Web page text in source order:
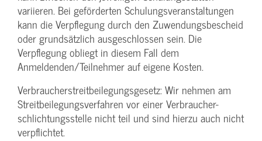
variieren. Bei geförderten Schulungs­veranstaltungen
kann die Verpflegung durch den Zuwendungs­bescheid
oder grundsätzlich ausgeschlossen sein. Die
Verpflegung obliegt in diesem Fall dem
Anmeldenden/­Teilnehmer auf eigene Kosten.
Verbraucher­streitbeilegungs­gesetz: Wir nehmen am
Streit­beilegungs­verfahren vor einer Verbraucher­
schlichtungs­stelle nicht teil und sind hierzu auch nicht
verpflichtet.